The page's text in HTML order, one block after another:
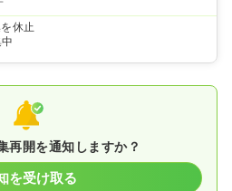
休止
再開を通知しますか？
を受け取る